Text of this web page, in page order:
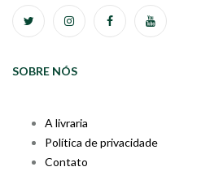
SOBRE NÓS
A livraria
Política de privacidade
Contato